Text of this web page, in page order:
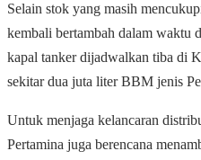
Selain stok yang masih
kembali bertambah dalam waktu
kapal tanker dijadwalkan tiba di
sekitar dua juta liter BBM jenis
Untuk menjaga kelancaran
Pertamina juga berencana